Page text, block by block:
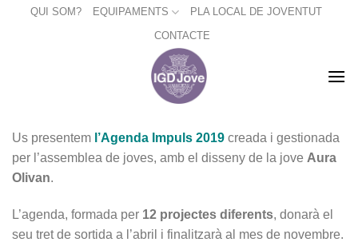
QUI SOM? EQUIPAMENTS
PLA LOCAL DE JOVENTUT
CONTACTE
Us presentem l’Agenda Impuls 2019 creada i gestionada
per l’assemblea de joves, amb el disseny de la jove Aura
Olivan.
L’agenda, formada per 12 projectes diferents, donarà el
seu tret de sortida a l’abril i finalitzarà al mes de novembre.